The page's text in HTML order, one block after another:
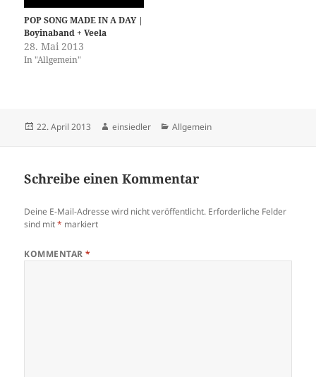
POP SONG MADE IN A DAY |
Boyinaband + Veela
28. Mai 2013
In "Allgemein"
Veröffentlicht
22. April 2013 Autor
einsiedler Kategorien
Allgemein
Schreibe einen Kommentar
Deine E-Mail-Adresse wird nicht veröffentlicht. Erforderliche Felder
sind mit* markiert
KOMMENTAR*